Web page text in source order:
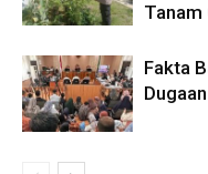
Tanam
Fakta